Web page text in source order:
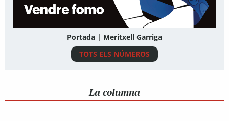
Portada | Meritxell Garriga
TOTS ELS NÚMEROS
La columna